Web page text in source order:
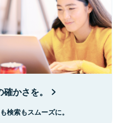
かさを。
検索もスムーズに。